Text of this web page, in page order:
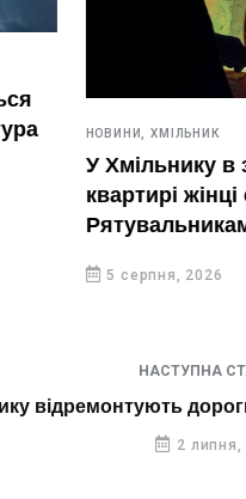
НОВИНИ, ХМІЛЬНИК
У Хмільнику в
квартирі жінці
Рятувальникам
5 серпня, 2026
НАСТУПНА
відремонтують
2 липня,